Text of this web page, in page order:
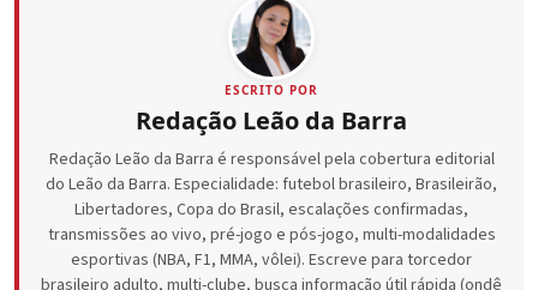
ESCRITO POR
Redação Leão da Barra
Redação Leão da Barra é responsável pela cobertura editorial
do Leão da Barra. Especialidade: futebol brasileiro, Brasileirão,
Libertadores, Copa do Brasil, escalações confirmadas,
transmissões ao vivo, pré-jogo e pós-jogo, multi-modalidades
esportivas (NBA, F1, MMA, vôlei). Escreve para torcedor